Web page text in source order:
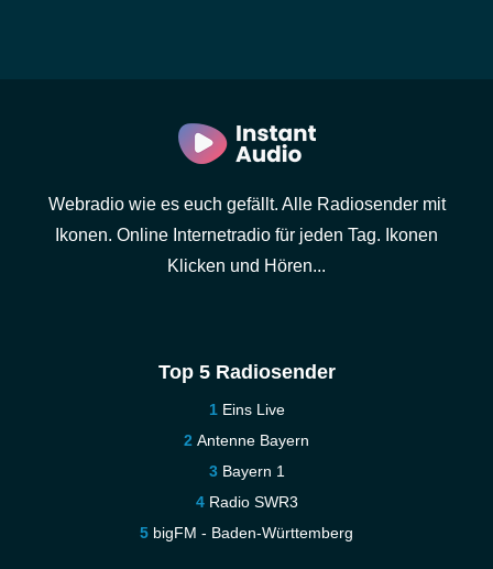
Webradio wie es euch gefällt. Alle Radiosender mit
Ikonen. Online Internetradio für jeden Tag. Ikonen
Klicken und Hören...
Top 5 Radiosender
Eins Live
Antenne Bayern
Bayern 1
Radio SWR3
bigFM - Baden-Württemberg